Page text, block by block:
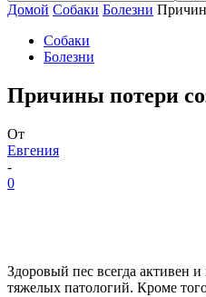
Домой Собаки Болезни
Собаки
Болезни
Причины потери
От
Евгения
-
0
Здоровый пес всегда активен
тяжелых патологий. Кроме